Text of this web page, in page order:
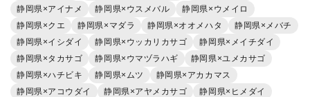
静岡県×アイナメ
静岡県×ウスメバル
静岡県×ウメイロ
静岡県×クエ
静岡県×マダラ 静岡県×オオメハタ
静岡県×メバチ
静岡県×イシダイ
静岡県×ウッカリカサゴ
静岡県×メイチダイ
静岡県×タカサゴ
静岡県×ウマヅラハギ
静岡県×ユメカサゴ
静岡県×ハチビキ
静岡県×ムツ
静岡県×アカカマス
静岡県×アコウダイ
静岡県×アヤメカサゴ
静岡県×ヒメダイ